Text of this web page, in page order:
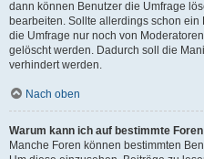
dann können Benutzer die Umfrage
bearbeiten. Sollte allerdings schon
die Umfrage nur noch von
gelöscht werden. Dadurch soll die
verhindert werden.
Nach oben
Warum kann ich auf bestimmte
Manche Foren können bestimmten